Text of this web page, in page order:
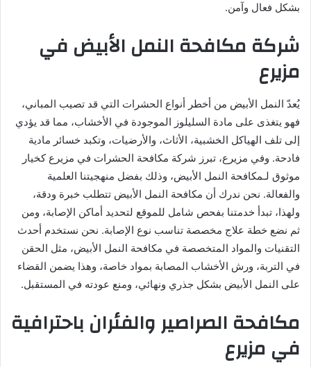
بشكل فعال وآمن.
شركة مكافحة النمل الأبيض في
مزيرع
يُعدّ النمل الأبيض من أخطر أنواع الحشرات التي قد تصيب المباني،
فهو يتغذى على مادة السليلوز الموجودة في الأخشاب، مما قد يؤدي
إلى تلف الهياكل الخشبية، الأثاث، والأرضيات، وتكبد خسائر مادية
فادحة. وفي مزيرع، تبرز شركة مكافحة الحشرات في مزيرع كخيار
موثوق لـمكافحة النمل الأبيض، وذلك بفضل منهجيتنا العلمية
والفعالة. نحن ندرك أن مكافحة النمل الأبيض تتطلب خبرة ودقة،
ولهذا، تبدأ خدمتنا بفحص شامل للموقع لتحديد أماكن الإصابة، ومن
ثم نضع خطة علاج مخصصة تناسب نوع الإصابة. نحن نستخدم أحدث
التقنيات والمواد المتخصصة في مكافحة النمل الأبيض، مثل الحقن
في التربة، ورش الأخشاب المصابة بمواد خاصة، وهذا يضمن القضاء
على النمل الأبيض بشكل جذري ونهائي، ومنع عودته في المستقبل.
مكافحة الصراصير والفئران باحترافية
في مزيرع